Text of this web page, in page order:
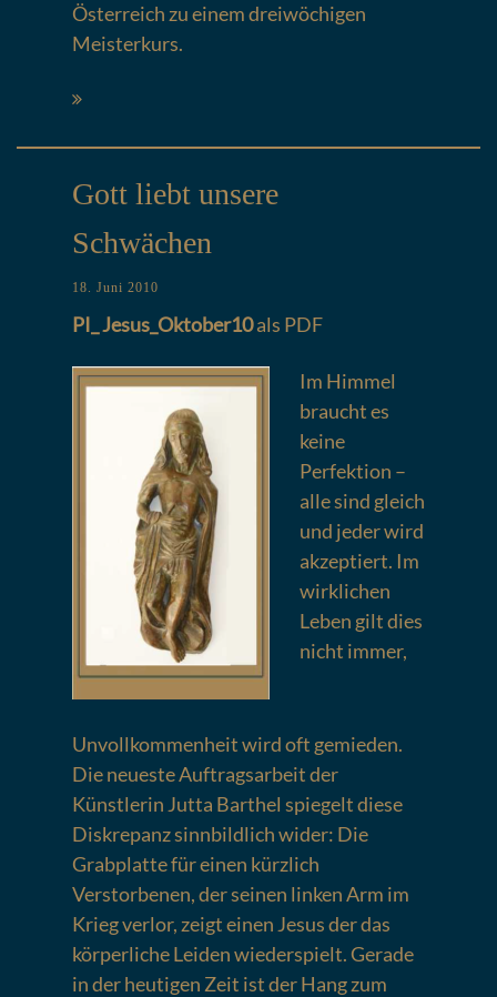
Österreich zu einem dreiwöchigen
Meisterkurs.
Gott liebt unsere
Schwächen
18. Juni 2010
PI_ Jesus_Oktober10als PDF
Im Himmel
braucht es
keine
Perfektion –
alle sind gleich
und jeder wird
akzeptiert. Im
wirklichen
Leben gilt dies
nicht immer,
Unvollkommenheit wird oft gemieden.
Die neueste Auftragsarbeit der
Künstlerin Jutta Barthel spiegelt diese
Diskrepanz sinnbildlich wider: Die
Grabplatte für einen kürzlich
Verstorbenen, der seinen linken Arm im
Krieg verlor, zeigt einen Jesus der das
körperliche Leiden wiederspielt. Gerade
in der heutigen Zeit ist der Hang zum